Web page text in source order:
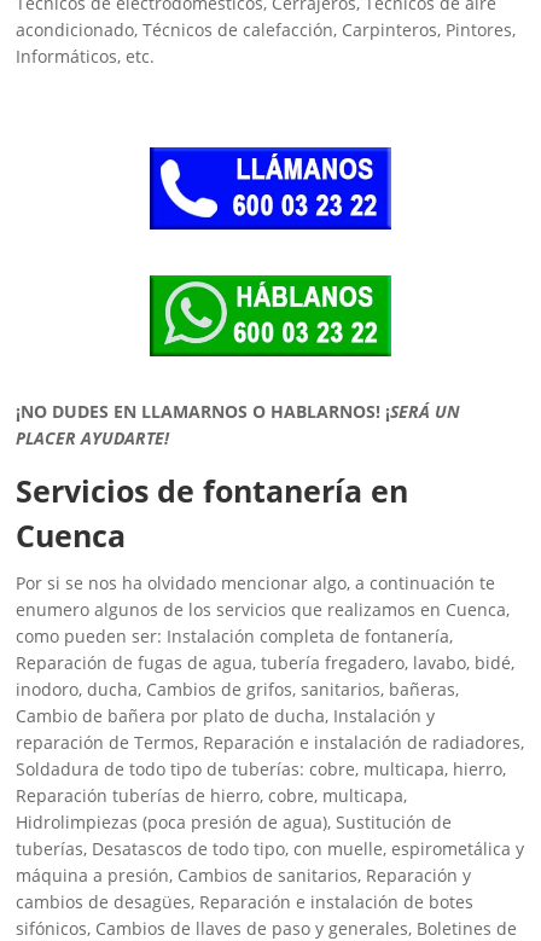
acondicionado, Técnicos de calefacción, Carpinteros, Pintores,
Informáticos, etc.
¡NO DUDES EN LLAMARNOS O HABLARNOS! ¡SERÁ UN
PLACER AYUDARTE!
Servicios de fontanería en
Cuenca
Por si se nos ha olvidado mencionar algo, a continuación te
enumero algunos de los servicios que realizamos en Cuenca,
como pueden ser: Instalación completa de fontanería,
Reparación de fugas de agua, tubería fregadero, lavabo, bidé,
inodoro, ducha, Cambios de grifos, sanitarios, bañeras,
Cambio de bañera por plato de ducha, Instalación y
reparación de Termos, Reparación e instalación de radiadores,
Soldadura de todo tipo de tuberías: cobre, multicapa, hierro,
Reparación tuberías de hierro, cobre, multicapa,
Hidrolimpiezas (poca presión de agua), Sustitución de
tuberías, Desatascos de todo tipo, con muelle, espirometálica y
máquina a presión, Cambios de sanitarios, Reparación y
cambios de desagües, Reparación e instalación de botes
sifónicos, Cambios de llaves de paso y generales, Boletines de